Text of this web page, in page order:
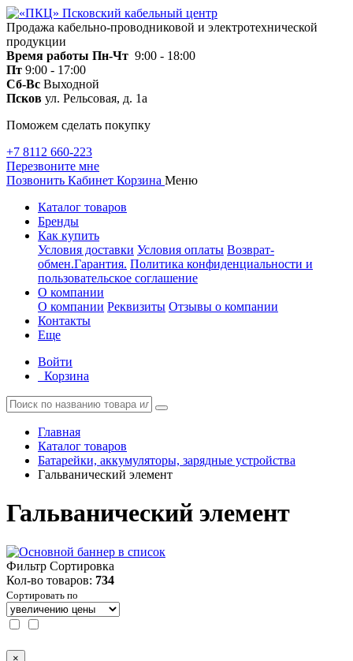
Продажа кабельно-проводниковой и электротехнической
продукции
Время работы Пн-Чт 9:00 - 18:00
Пт 9:00 - 17:00
Сб-Вс Выходной
Псков ул. Рельсовая, д. 1а
Поможем сделать покупку
+7 8112 660-223
Перезвоните мне
Позвонить Кабинет Корзина Меню
Каталог товаров
Бренды
Как купить
Условия доставки Условия оплаты Возврат-
обмен.Гарантия. Политика конфиденциальности и
пользовательское соглашение
О компании
О компании Реквизиты Отзывы о компании
Контакты
Еще
Войти
Корзина
Главная
Каталог товаров
Батарейки, аккумуляторы, зарядные устройства
Гальванический элемент
Гальванический элемент
Фильтр Сортировка
Кол-во товаров: 734
Сортировать по
×